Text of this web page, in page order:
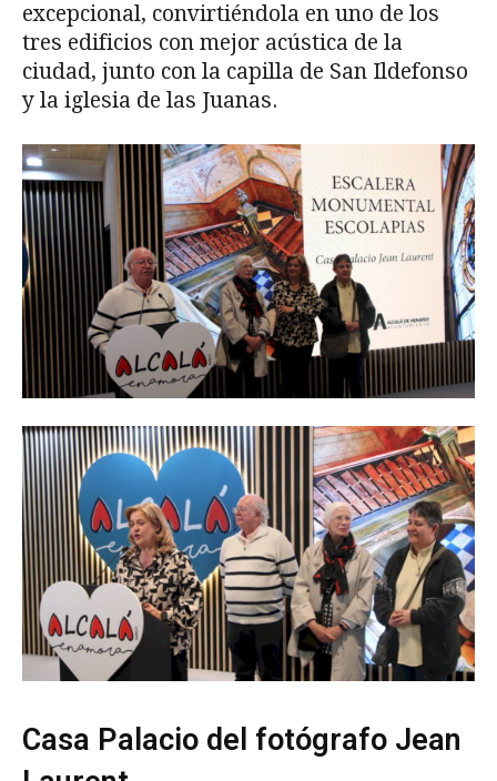
excepcional, convirtiéndola en uno de los
tres edificios con mejor acústica de la
ciudad, junto con la capilla de San Ildefonso
y la iglesia de las Juanas.
Casa Palacio del fotógrafo Jean